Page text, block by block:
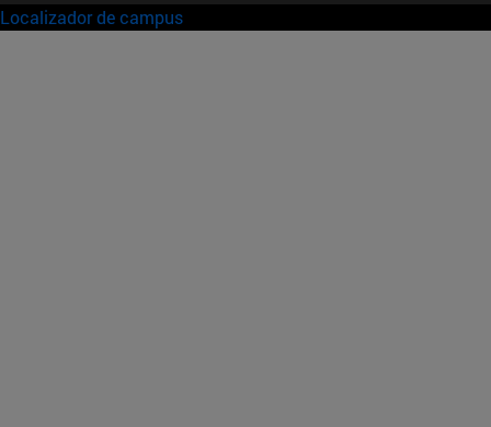
Localizador de campus